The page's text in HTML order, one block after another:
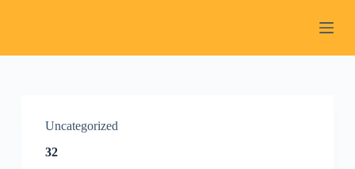
t
Uncategorized
32